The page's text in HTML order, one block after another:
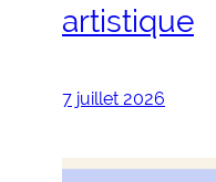
artistique
7 juillet 2026